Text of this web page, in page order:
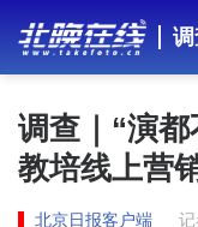
调查｜“演
教培线上营
北京日报客户端